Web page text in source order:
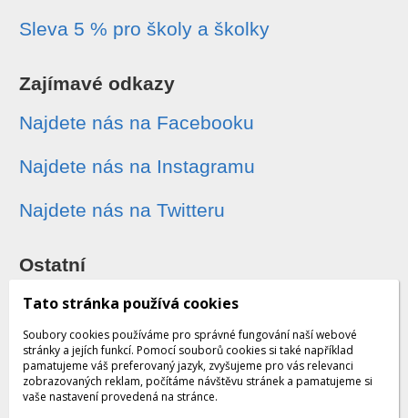
Sleva 5 % pro školy a školky
Zajímavé odkazy
Najdete nás na Facebooku
Najdete nás na Instagramu
Najdete nás na Twitteru
Ostatní
Sledování zásilek
Dárkové poukazy
Obchodní podmínky - archiv
Tato stránka používá cookies
Soubory cookies používáme pro správné fungování naší webové
stránky a jejích funkcí. Pomocí souborů cookies si také například
pamatujeme váš preferovaný jazyk, zvyšujeme pro vás relevanci
zobrazovaných reklam, počítáme návštěvu stránek a pamatujeme si
vaše nastavení provedená na stránce.